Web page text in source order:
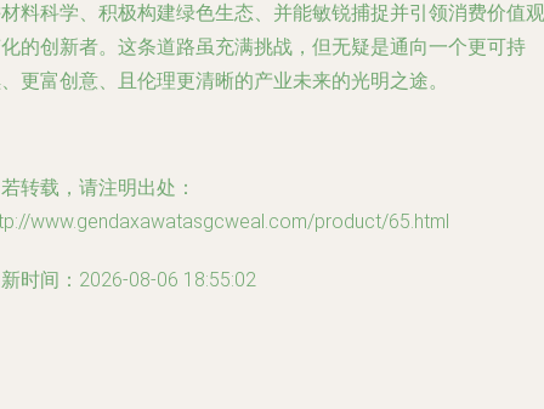
料科学、积极构建绿色生态、并能敏锐捕捉并引领消费价值观
的创新者。这条道路虽充满挑战，但无疑是通向一个更可持
更富创意、且伦理更清晰的产业未来的光明之途。
转载，请注明出处：
www.gendaxawatasgcweal.com/product/65.html
时间：2026-08-06 18:55:02